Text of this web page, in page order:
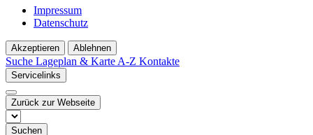
Impressum
Datenschutz
Akzeptieren Ablehnen
Suche Lageplan & Karte A-Z Kontakte
Servicelinks
Zurück zur Webseite
Suchen